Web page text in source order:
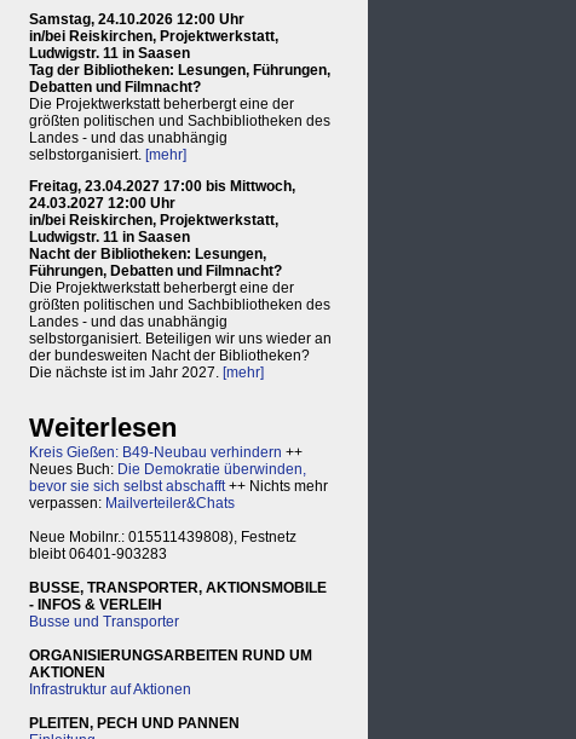
Samstag, 24.10.2026 12:00 Uhr
in/bei Reiskirchen, Projektwerkstatt,
Ludwigstr. 11 in Saasen
Tag der Bibliotheken: Lesungen, Führungen,
Debatten und Filmnacht?
Die Projektwerkstatt beherbergt eine der
größten politischen und Sachbibliotheken des
Landes - und das unabhängig
selbstorganisiert. [mehr]
Freitag, 23.04.2027 17:00 bis Mittwoch,
24.03.2027 12:00 Uhr
in/bei Reiskirchen, Projektwerkstatt,
Ludwigstr. 11 in Saasen
Nacht der Bibliotheken: Lesungen,
Führungen, Debatten und Filmnacht?
Die Projektwerkstatt beherbergt eine der
größten politischen und Sachbibliotheken des
Landes - und das unabhängig
selbstorganisiert. Beteiligen wir uns wieder an
der bundesweiten Nacht der Bibliotheken?
Die nächste ist im Jahr 2027. [mehr]
Weiterlesen
Kreis Gießen: B49-Neubau verhindern ++
Neues Buch: Die Demokratie überwinden,
bevor sie sich selbst abschafft++ Nichts mehr
verpassen: Mailverteiler&Chats
Neue Mobilnr.: 015511439808), Festnetz
bleibt 06401-903283
BUSSE, TRANSPORTER, AKTIONSMOBILE
- INFOS & VERLEIH
Busse und Transporter
ORGANISIERUNGSARBEITEN RUND UM
AKTIONEN
Infrastruktur auf Aktionen
PLEITEN, PECH UND PANNEN